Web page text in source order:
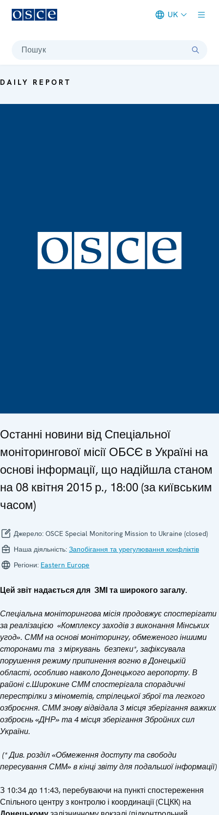
UK
Пошук
DAILY REPORT
Останні новини від Спеціальної
моніторингової місії ОБСЄ в Україні на
основі інформації, що надійшла станом
на 08 квітня 2015 р., 18:00 (за київським
часом)
Джерело: OSCE Special Monitoring Mission to Ukraine (closed)
Наша діяльність: Запобігання та урегулювання конфліктів
Регіони: Eastern Europe
Цей звіт надається для ЗМІ та широкого загалу.
Спеціальна моніторингова місія продовжує спостерігати
за реалізацією «Комплексу заходів з виконання Мінських
угод». СММ на основі моніторингу, обмеженого іншими
сторонами та зміркувань безпеки*, зафіксувала
порушення режиму припинення вогню в Донецькій
області, особливо навколо Донецького аеропорту. В
районі с.Широкине СММ спостерігала спорадичні
перестрілки з мінометів, стрілецької зброї та легкого
озброєння. СММ знову відвідала 3 місця зберігання важких
озброєнь «ДНР» та 4 місця зберігання Збройних сил
України.
(*Див. розділ «Обмеження доступу та свободи
пересування СММ» в кінці звіту для подальшої інформації)
З 10:34 до 11:43, перебуваючи на пункті спостереження
Спільного центру з контролю і координації (СЦКК) на